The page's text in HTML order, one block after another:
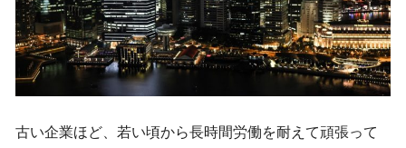
古い企業ほど、若い頃から長時間労働を耐えて頑張って